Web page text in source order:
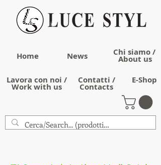
Home News Chi siamo /
About us
Lavora con noi /
Work with us
Contatti /
Contacts
E-Shop